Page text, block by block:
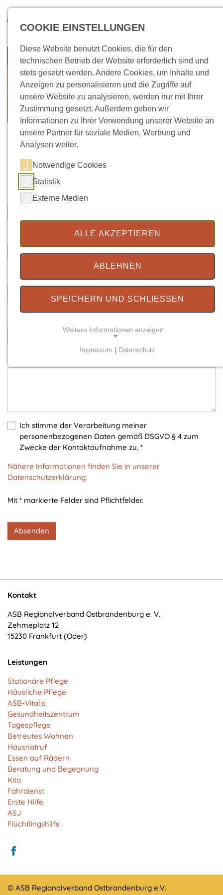
Direkt zum Inhalt
Kontaktformular
Vorname
Telefonnummer
Ich stimme der Verarbeitung meiner
personenbezogenen Daten gemäß DSGVO § 4 zum
Zwecke der Kontaktaufnahme zu. *
Nähere Informationen finden Sie in unserer
Datenschutzerklärung.
Mit * markierte Felder sind Pflichtfelder.
Absenden
Kontakt
ASB Regionalverband Ostbrandenburg e. V.
Zehmeplatz 12
15230 Frankfurt (Oder)
Leistungen
Stationäre Pflege
Häusliche Pflege
ASB-Vitalis
Gesundheitszentrum
Tagespflege
Betreutes Wohnen
Hausnotruf
Essen auf Rädern
Beratung und Begegnung
Kita
Fahrdienst
Erste Hilfe
ASJ
Flüchtlingshilfe
© ASB Regionalverband Ostbrandenburg e.V.
COOKIE EINSTELLUNGEN
Diese Website benutzt Cookies, die für den
technischen Betrieb der Website erforderlich sind und
stets gesetzt werden. Andere Cookies, um Inhalte und
Anzeigen zu personalisieren und die Zugriffe auf
unsere Website zu analysieren, werden nur mit Ihrer
Zustimmung gesetzt. Außerdem geben wir
Informationen zu Ihrer Verwendung unserer Website an
unsere Partner für soziale Medien, Werbung und
Analysen weiter.
Notwendige Cookies
Statistik
Externe Medien
ALLE AKZEPTIEREN
ABLEHNEN
SPEICHERN UND SCHLIESSEN
Weitere Informationen anzeigen
Einverständnis-Cookie
Name:
cookie_consent
Zweck:
Dieser Cookie speichert die ausgewählten
1 Jahr
Matomo
Matomo
Zweck:
Cookie von Matomo für Website-Analysen. Erzeugt
statistische Daten darüber, wie der Besucher die
Website nutzt.
Cookie Laufzeit:
13 Monate
EXTERNE MEDIEN
Um Inhalte von Videoplattformen und Social Media
Impressum Datenschutz